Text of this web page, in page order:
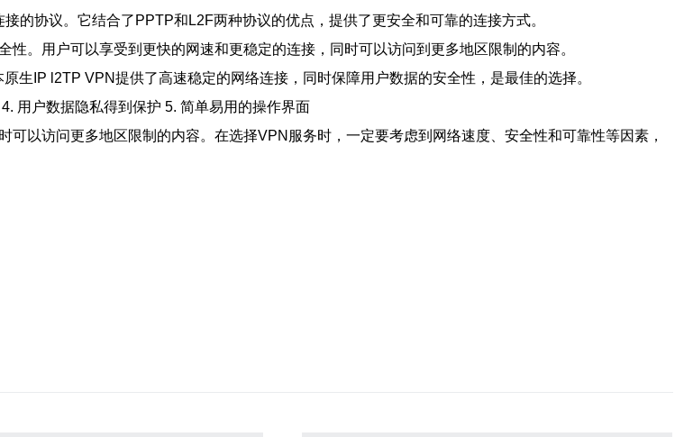
的协议。它结合了PPTP和L2F两种协议的优点，提供了更安全和可靠的连接方式。
。用户可以享受到更快的网速和更稳定的连接，同时可以访问到更多地区限制的内容。
生IP l2TP VPN提供了高速稳定的网络连接，同时保障用户数据的安全性，是最佳的选择。
用户数据隐私得到保护 5. 简单易用的操作界面
以访问更多地区限制的内容。在选择VPN服务时，一定要考虑到网络速度、安全性和可靠性等因素，